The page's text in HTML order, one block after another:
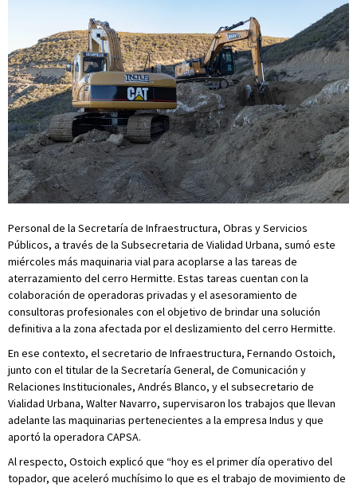
Personal de la Secretaría de Infraestructura, Obras y Servicios
Públicos, a través de la Subsecretaria de Vialidad Urbana, sumó este
miércoles más maquinaria vial para acoplarse a las tareas de
aterrazamiento del cerro Hermitte. Estas tareas cuentan con la
colaboración de operadoras privadas y el asesoramiento de
consultoras profesionales con el objetivo de brindar una solución
definitiva a la zona afectada por el deslizamiento del cerro Hermitte.
En ese contexto, el secretario de Infraestructura, Fernando Ostoich,
junto con el titular de la Secretaría General, de Comunicación y
Relaciones Institucionales, Andrés Blanco, y el subsecretario de
Vialidad Urbana, Walter Navarro, supervisaron los trabajos que llevan
adelante las maquinarias pertenecientes a la empresa Indus y que
aportó la operadora CAPSA.
Al respecto, Ostoich explicó que “hoy es el primer día operativo del
topador, que aceleró muchísimo lo que es el trabajo de movimiento de